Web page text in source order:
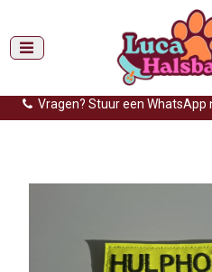
Gemiddelde levertijd: 3 tot 14
Gratis verzending (NL) vanaf
Vragen? Stuur een WhatsApp